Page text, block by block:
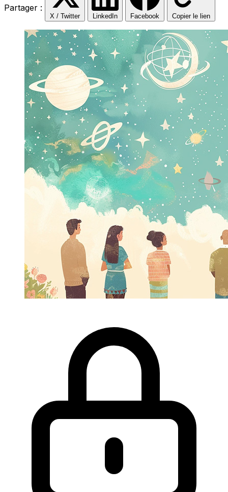
Partager :
X / Twitter LinkedIn Facebook Copier le lien